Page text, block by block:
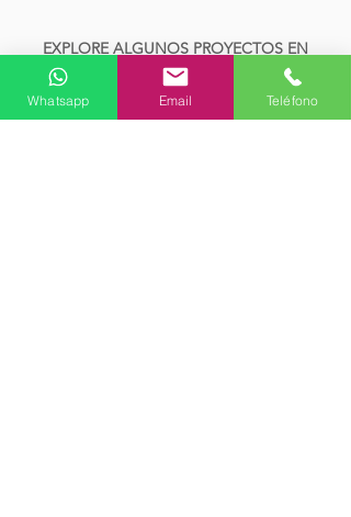
EXPLORE ALGUNOS PROYECTOS EN
OTROS SECTORES
Whatsapp Email Teléfono